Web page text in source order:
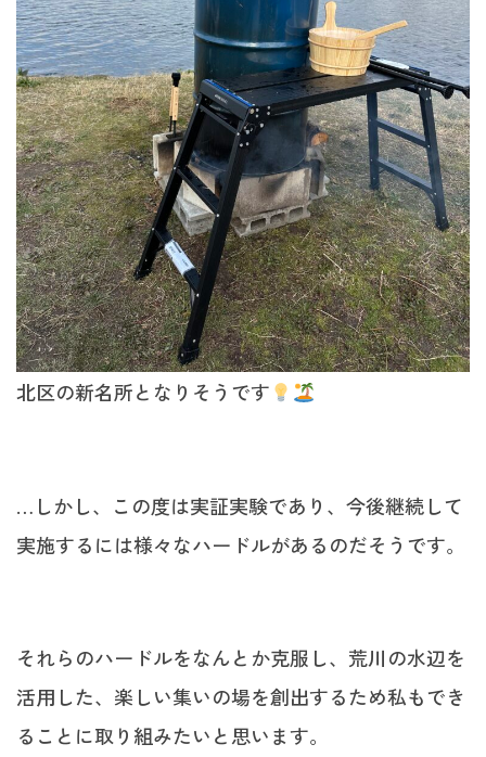
北区の新名所となりそうです
…しかし、この度は実証実験であり、今後継続して
実施するには様々なハードルがあるのだそうです。
それらのハードルをなんとか克服し、荒川の水辺を
活用した、楽しい集いの場を創出するため私もでき
ることに取り組みたいと思います。